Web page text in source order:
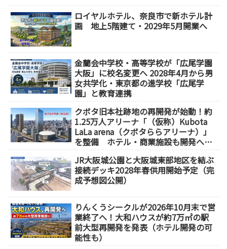
ロイヤルホテル、奈良市で新ホテル計
画 地上5階建て・2029年5月開業へ
金蘭会中学校・高等学校が「広尾学園
大阪」に校名変更へ 2028年4月から男
女共学化・東京都の進学校「広尾学
園」と教育連携
クボタ旧本社跡地の再開発が始動！約
1.25万人アリーナ「（仮称）Kubota
LaLa arena（クボタららアリーナ）」
を整備 ホテル・商業施設も開発へ
JR大阪城公園と大阪城東部地区を結ぶ
接続デッキ2028年春供用開始予定（完
成予想図公開）
りんくうシークルが2026年10月末で営
業終了へ！大和ハウスが約7万㎡の駅
前大型再開発を発表（ホテル開発の可
能性も）